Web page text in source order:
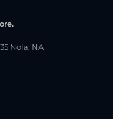
Nola, NA